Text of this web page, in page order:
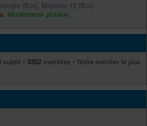
[Bot], Majestic-12 [Bot]
, Modérateurs globaux
sujets • 3302 membres • Notre membre le plus